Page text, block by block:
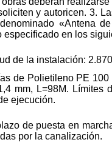
y autoricen. 3.
«Antena
especificado en los
de la instalación:
de Polietileno PE
mm, L=98M. Límites
ejecución.
de puesta en
por la canalización.